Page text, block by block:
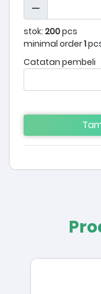
stok: 200pcs
minimal order1
Catatan pembeli